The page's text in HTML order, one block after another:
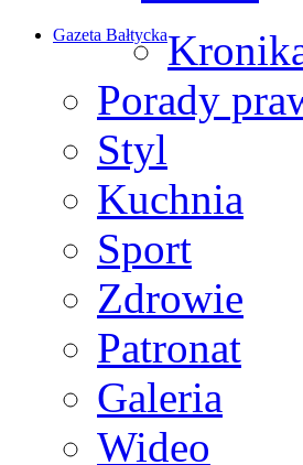
Gazeta Bałtycka
Porady
Styl
Kuchnia
Sport
Zdrowie
Patronat
Galeria
Wideo